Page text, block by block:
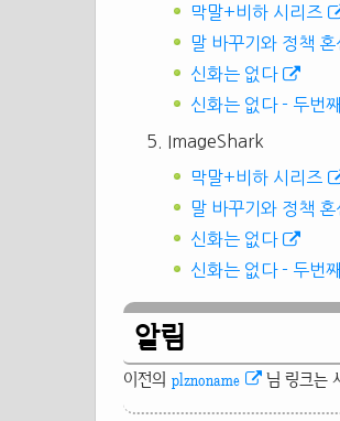
막말+비하 시리즈
말 바꾸기와 정책 혼
신화는 없다
신화는 없다 - 두번째
ImageShark
막말+비하 시리즈
말 바꾸기와 정책 혼
신화는 없다
신화는 없다 - 두번째
알림
이전의 plznoname 님 링크는